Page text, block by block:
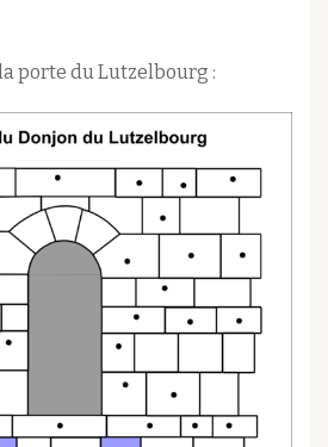
porte du Lutzelbourg :